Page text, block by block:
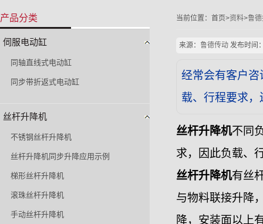
当前位置： 首页>资料>鲁
来源： 鲁德传动 发布时间
经常会有客户
载、行程要求
丝杆升降机不同
求，因此负载、
丝杆升降机有丝
与物料联接升降
降，安装面以上
产品分类
伺服电动缸
同轴直线式电动缸
同步带折返式电动缸
丝杆升降机
不锈钢丝杆升降机
丝杆升降机同步升降应用示例
梯形丝杆升降机
滚珠丝杆升降机
手动丝杆升降机